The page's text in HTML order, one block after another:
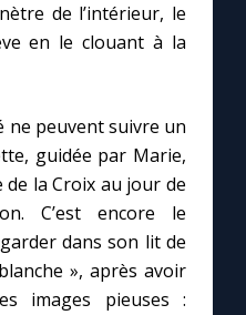
de l’intérieur, le
en le clouant à la
ne peuvent suivre un
guidée par Marie,
la Croix au jour de
C’est encore le
dans son lit de
», après avoir
images pieuses :